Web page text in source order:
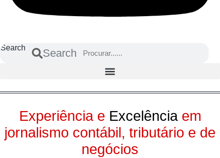
Search Search
Experiência e Excelência em
jornalismo contábil, tributário e de
negócios